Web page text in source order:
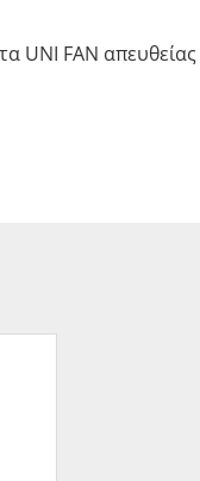
UNI FAN